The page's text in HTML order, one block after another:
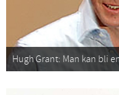
Hugh Grant: Man kan bli